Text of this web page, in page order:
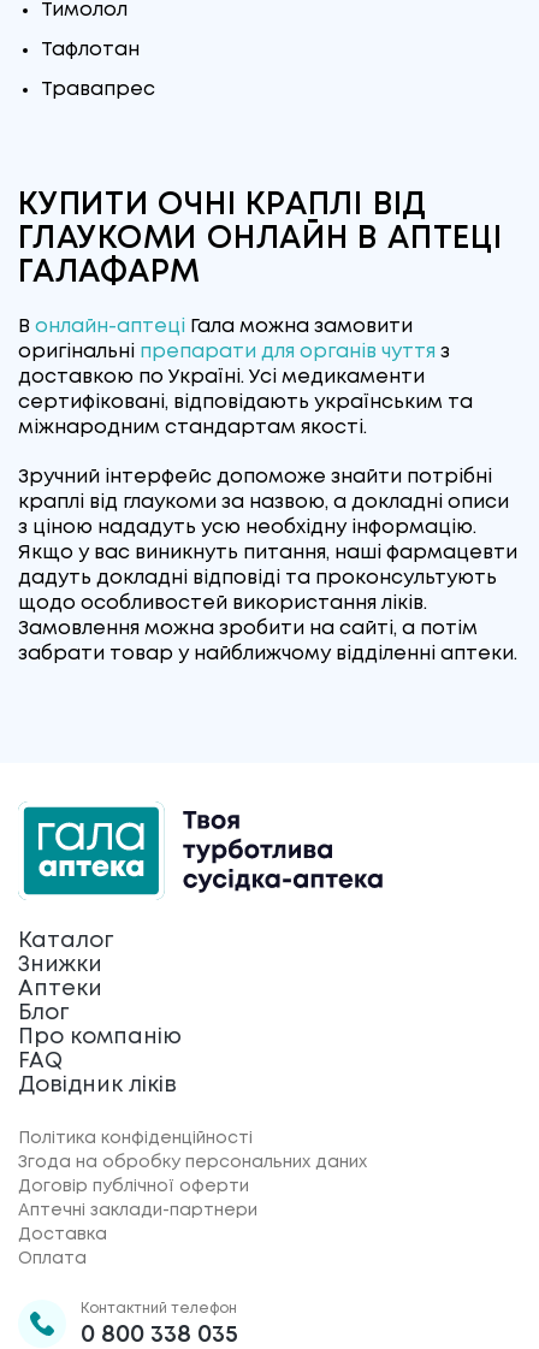
Тимолол
Тафлотан
Травапрес
КУПИТИ ОЧНІ КРАПЛІ ВІД
ГЛАУКОМИ ОНЛАЙН В АПТЕЦІ
ГАЛАФАРМ
В онлайн-аптеці Гала можна замовити
оригінальні препарати для органів чуття з
доставкою по Україні. Усі медикаменти
сертифіковані, відповідають українським та
міжнародним стандартам якості.
Зручний інтерфейс допоможе знайти потрібні
краплі від глаукоми за назвою, а докладні описи
з ціною нададуть усю необхідну інформацію.
Якщо у вас виникнуть питання, наші фармацевти
дадуть докладні відповіді та проконсультують
щодо особливостей використання ліків.
Замовлення можна зробити на сайті, а потім
забрати товар у найближчому відділенні аптеки.
Каталог
Знижки
Аптеки
Блог
Про компанію
FAQ
Довідник ліків
Політика конфіденційності
Згода на обробку персональних даних
Договір публічної оферти
Аптечні заклади-партнери
Доставка
Оплата
Контактний телефон
0 800 338 035